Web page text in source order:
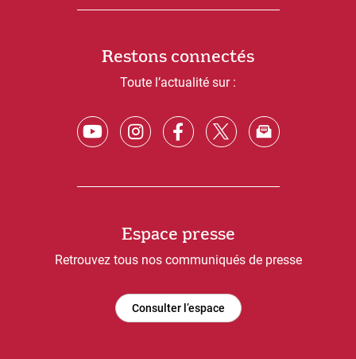
Restons connectés
Toute l’actualité sur :
Espace presse
Retrouvez tous nos communiqués de presse
Consulter l’espace